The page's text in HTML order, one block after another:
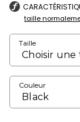
taille
Taille
Couleur